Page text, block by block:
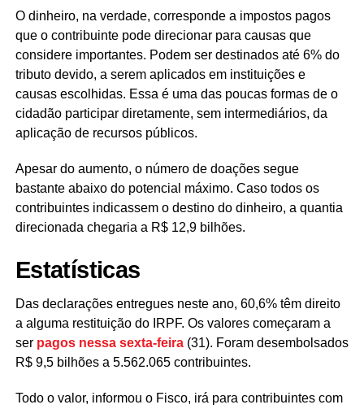
O dinheiro, na verdade, corresponde a impostos pagos
que o contribuinte pode direcionar para causas que
considere importantes. Podem ser destinados até 6% do
tributo devido, a serem aplicados em instituições e
causas escolhidas. Essa é uma das poucas formas de o
cidadão participar diretamente, sem intermediários, da
aplicação de recursos públicos.
Apesar do aumento, o número de doações segue
bastante abaixo do potencial máximo. Caso todos os
contribuintes indicassem o destino do dinheiro, a quantia
direcionada chegaria a R$ 12,9 bilhões.
Estatísticas
Das declarações entregues neste ano, 60,6% têm direito
a alguma restituição do IRPF. Os valores começaram a
ser pagos nessa sexta-feira(31). Foram desembolsados
R$ 9,5 bilhões a 5.562.065 contribuintes.
Todo o valor, informou o Fisco, irá para contribuintes com